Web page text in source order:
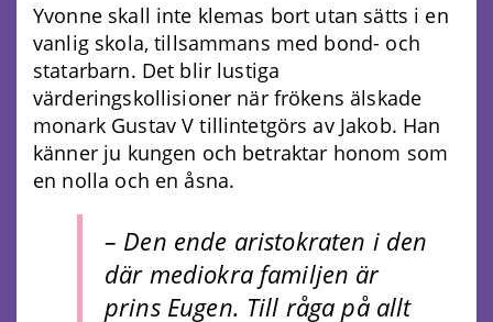
Yvonne skall inte klemas bort utan sätts i en
vanlig skola, tillsammans med bond- och
statarbarn. Det blir lustiga
värderingskollisioner när frökens älskade
monark Gustav V tillintetgörs av Jakob. Han
känner ju kungen och betraktar honom som
en nolla och en åsna.
– Den ende aristokraten i den
där mediokra familjen är
prins Eugen. Till råga på allt